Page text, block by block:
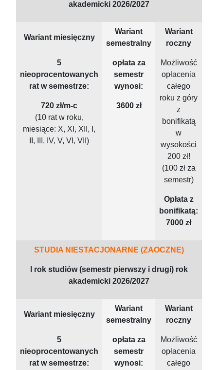
akademicki 2026/2027
Wariant miesięczny
Wariant
semestralny
Wariant
roczny
5
nieoprocentowanych
rat w semestrze:
720 zł/m-c
(10 rat w roku,
miesiące: X, XI, XII, I,
II, III, IV, V, VI, VII)
opłata za
semestr
wynosi:
3600 zł
Możliwość
opłacenia
całego
roku z góry
z
bonifikatą
w
wysokości
200 zł!
(100 zł za
semestr)
Opłata z
bonifikatą:
7000 zł
STUDIA NIESTACJONARNE (ZAOCZNE)
I rok studiów (semestr pierwszy i drugi) rok
akademicki 2026/2027
Wariant miesięczny
Wariant
semestralny
Wariant
roczny
5
nieoprocentowanych
rat w semestrze:
opłata za
semestr
wynosi:
Możliwość
opłacenia
całego